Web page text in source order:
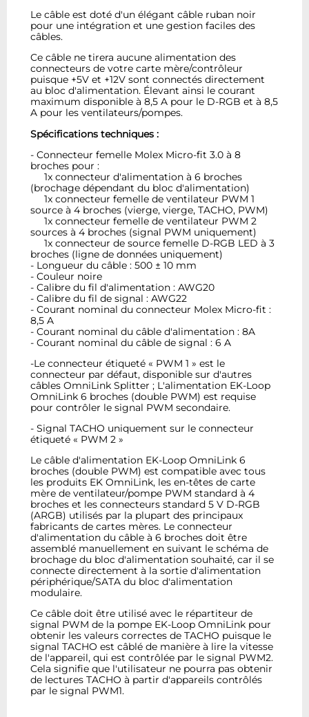
Le câble est doté d'un élégant câble ruban noir
pour une intégration et une gestion faciles des
câbles.
Ce câble ne tirera aucune alimentation des
connecteurs de votre carte mère/contrôleur
puisque +5V et +12V sont connectés directement
au bloc d'alimentation. Élevant ainsi le courant
maximum disponible à 8,5 A pour le D-RGB et à 8,5
A pour les ventilateurs/pompes.
Spécifications techniques :
- Connecteur femelle Molex Micro-fit 3.0 à 8
broches pour :
1x connecteur d'alimentation à 6 broches
(brochage dépendant du bloc d'alimentation)
1x connecteur femelle de ventilateur PWM 1
source à 4 broches (vierge, vierge, TACHO, PWM)
1x connecteur femelle de ventilateur PWM 2
sources à 4 broches (signal PWM uniquement)
1x connecteur de source femelle D-RGB LED à 3
broches (ligne de données uniquement)
- Longueur du câble : 500 ± 10 mm
- Couleur noire
- Calibre du fil d'alimentation : AWG20
- Calibre du fil de signal : AWG22
- Courant nominal du connecteur Molex Micro-fit :
8,5 A
- Courant nominal du câble d'alimentation : 8A
- Courant nominal du câble de signal : 6 A
-Le connecteur étiqueté « PWM 1 » est le
connecteur par défaut, disponible sur d'autres
câbles OmniLink Splitter ; L'alimentation EK-Loop
OmniLink 6 broches (double PWM) est requise
pour contrôler le signal PWM secondaire.
- Signal TACHO uniquement sur le connecteur
étiqueté « PWM 2 »
Le câble d'alimentation EK-Loop OmniLink 6
broches (double PWM) est compatible avec tous
les produits EK OmniLink, les en-têtes de carte
mère de ventilateur/pompe PWM standard à 4
broches et les connecteurs standard 5 V D-RGB
(ARGB) utilisés par la plupart des principaux
fabricants de cartes mères. Le connecteur
d'alimentation du câble à 6 broches doit être
assemblé manuellement en suivant le schéma de
brochage du bloc d'alimentation souhaité, car il se
connecte directement à la sortie d'alimentation
périphérique/SATA du bloc d'alimentation
modulaire.
Ce câble doit être utilisé avec le répartiteur de
signal PWM de la pompe EK-Loop OmniLink pour
obtenir les valeurs correctes de TACHO puisque le
signal TACHO est câblé de manière à lire la vitesse
de l'appareil, qui est contrôlée par le signal PWM2.
Cela signifie que l'utilisateur ne pourra pas obtenir
de lectures TACHO à partir d'appareils contrôlés
par le signal PWM1.